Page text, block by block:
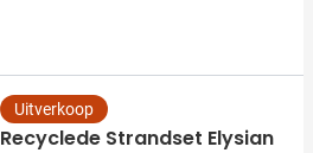
Uitverkoop
Recyclede Strandset Elysian